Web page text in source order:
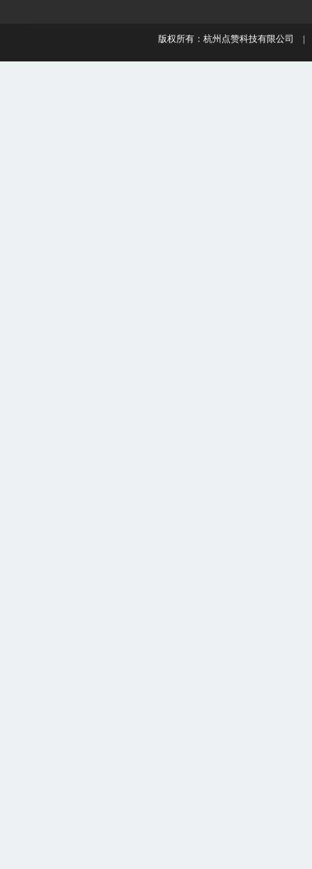
版权所有：杭州点赞科技有限公司